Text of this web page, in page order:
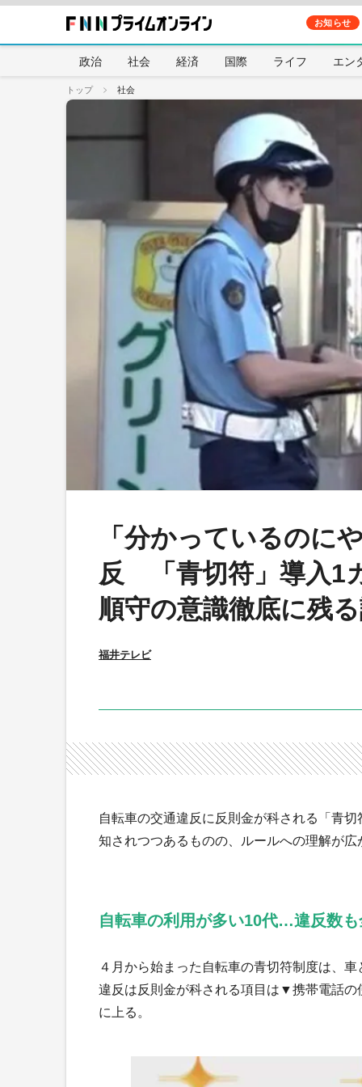
お知らせ
政治 社会 経済 国際 ライフ エン
トップ 社会
「分かっているのに
反 「青切符」導入1
順守の意識徹底に残
福井テレビ
自転車の交通違反に反則金が科される「青
知されつつあるものの、ルールへの理解が
自転車の利用が多い10代…違反数
４月から始まった自転車の青切符制度は、
違反は反則金が科される項目は▼携帯電話
に上る。